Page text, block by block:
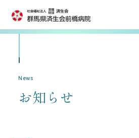
受診のご案内
News
お知らせ